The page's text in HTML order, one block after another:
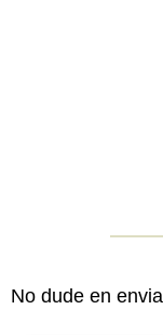
No dude en